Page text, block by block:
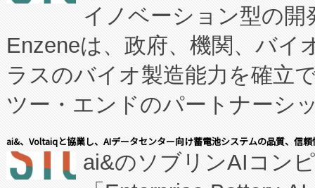
イノベーション型の
Enzeneは、政府、機関、バイ
ラスのバイオ製造能力を確立
ツー・エンドのパートナーシ
表しました。 同社の実績ある
manufacturing™ (FCCM™) プ
ai&、Voltaiqと協業し、AIデータセンター向け蓄電池システムの品質、信
ai&のソブリンAIコン